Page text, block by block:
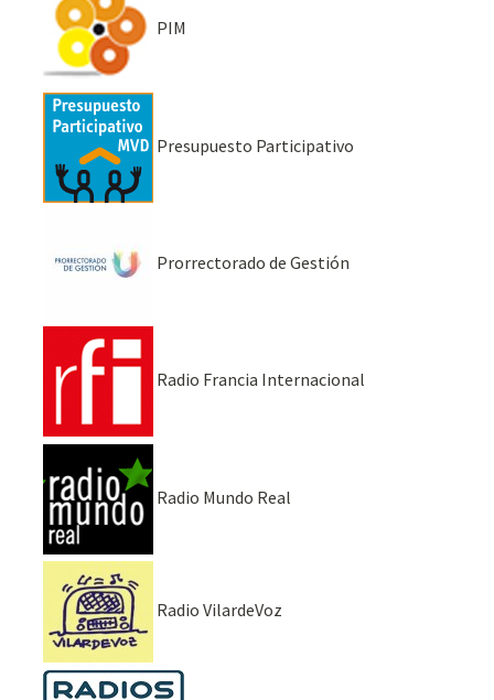
PIM
Presupuesto Participativo
Prorrectorado de Gestión
Radio Francia Internacional
Radio Mundo Real
Radio VilardeVoz